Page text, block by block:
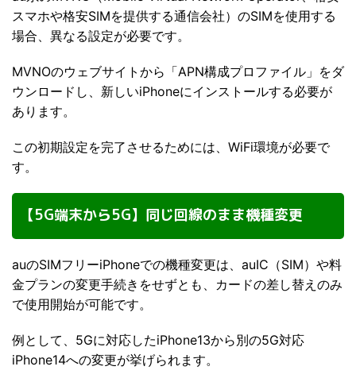
スマホや格安SIMを提供する通信会社）のSIMを使用する
場合、異なる設定が必要です。
MVNOのウェブサイトから「APN構成プロファイル」をダ
ウンロードし、新しいiPhoneにインストールする必要が
あります。
この初期設定を完了させるためには、WiFi環境が必要で
す。
【5G端末から5G】同じ回線のまま機種変更
auのSIMフリーiPhoneでの機種変更は、auIC（SIM）や料
金プランの変更手続きをせずとも、カードの差し替えのみ
で使用開始が可能です。
例として、5Gに対応したiPhone13から別の5G対応
iPhone14への変更が挙げられます。